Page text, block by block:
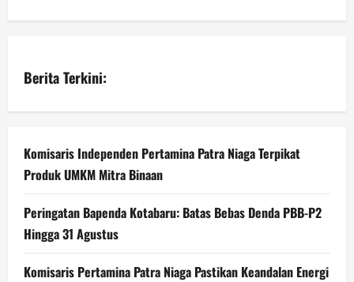
Berita Terkini:
Komisaris Independen Pertamina Patra Niaga Terpikat
Produk UMKM Mitra Binaan
Peringatan Bapenda Kotabaru: Batas Bebas Denda PBB-P2
Hingga 31 Agustus
Komisaris Pertamina Patra Niaga Pastikan Keandalan Energi